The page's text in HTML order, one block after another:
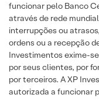
funcionar pelo Banco
através de rede
interrupções ou
ordens ou a recepção
Investimentos exime-
por seus clientes, por
por terceiros. A XP
autorizada a funcionar